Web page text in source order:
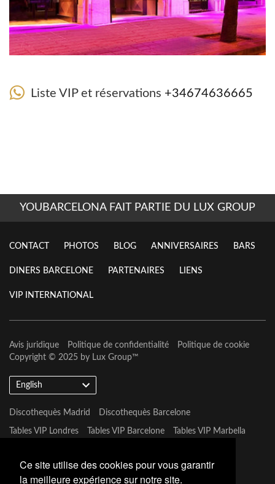
Ce site utilise des cookies pour vous garantir
la meilleure expérience sur notre site.
Liste VIP et réservations +34674636665
YOUBARCELONA FAIT PARTIE DU LUX GROUP
CONTACT PHOTOS BLOG ANNIVERSAIRES BARS
DINERS BARCELONE PARTENAIRES LIENS
VIP INTERNATIONAL
Avis juridique Politique de confidentialité
Politique de cookie
Copyright © 2025 by Lux Group™
English
Discothequès Madrid Discothequès Barcelone
Tables VIP Londres Tables VIP Barcelone Tables VIP Marbella